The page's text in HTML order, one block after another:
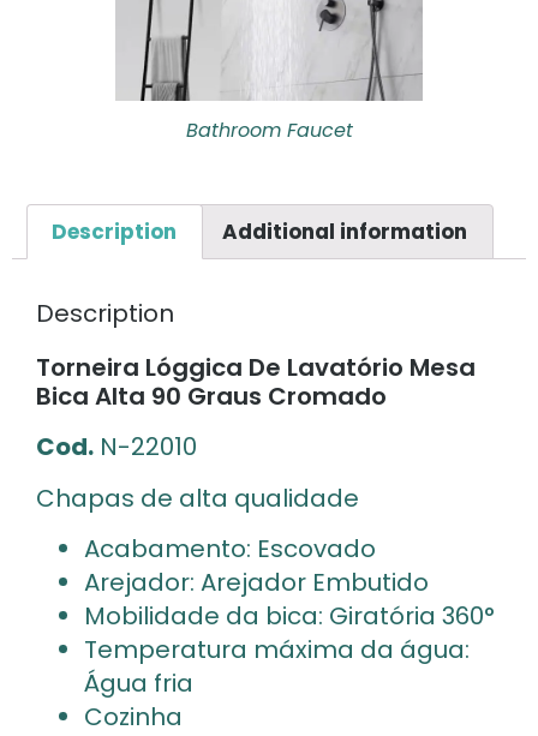
Bathroom Faucet
Description Additional information
Description
Torneira Lóggica De Lavatório Mesa
Bica Alta 90 Graus Cromado
Cod. N-22010
Chapas de alta qualidade
Acabamento: Escovado
Arejador: Arejador Embutido
Mobilidade da bica: Giratória 360°
Temperatura máxima da água:
Água fria
Cozinha